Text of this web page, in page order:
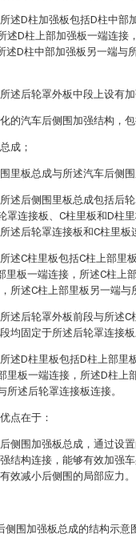
述D柱加强板包括D柱中部
述D柱上部加强板一端连接
述D柱中部加强板另一端与
述后轮罩外板中段上设有加
的汽车后侧围加强结构，包
成；
里板总成与所述汽车后侧围
述后侧围里板总成包括后
罩连接板、C柱里板和D柱
述后轮罩连接板和C柱里板
述C柱里板包括C柱上部里
里板一端连接，所述C柱上
所述C柱上部里板另一端与
述后轮罩外板前段与所述
均固定于所述后轮罩连接板
述D柱里板包括D柱上部里
里板一端连接，所述D柱上
述后轮罩连接板连接。
点在于：
侧围加强板总成，通过设
结构连接，能够有效加强
效减小后侧围的局部应力。
围加强板总成的结构示意